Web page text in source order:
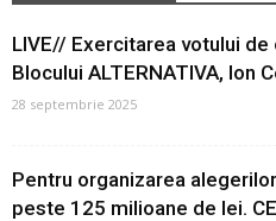
LIVE// Exercitarea votului
Blocului ALTERNATIVA, Ion
28 septembrie 2025
Pentru organizarea
peste 125 milioane de lei.